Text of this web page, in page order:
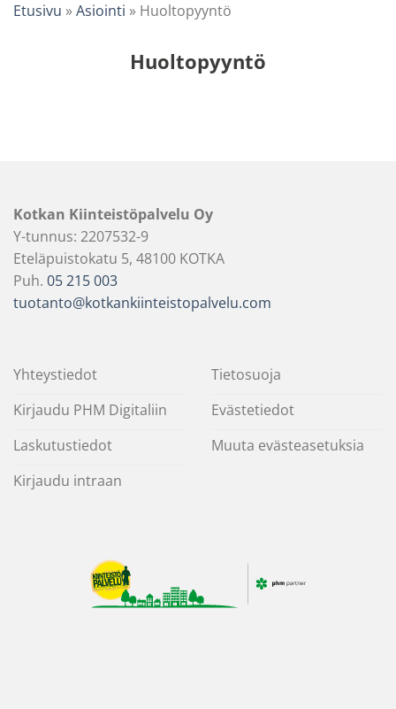
Etusivu »Asiointi » Huoltopyyntö
Huoltopyyntö
Kotkan Kiinteistöpalvelu Oy
Y-tunnus: 2207532-9
Eteläpuistokatu 5, 48100 KOTKA
Puh. 05 215 003
tuotanto@kotkankiinteistopalvelu.com
Yhteystiedot
Kirjaudu PHM Digitaliin
Laskutustiedot
Kirjaudu intraan
Tietosuoja
Evästetiedot
Muuta evästeasetuksia